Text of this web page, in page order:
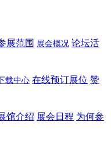
展范围 展会概况 论坛活
载中心 在线预订展位 赞
馆介绍 展会日程 为何参